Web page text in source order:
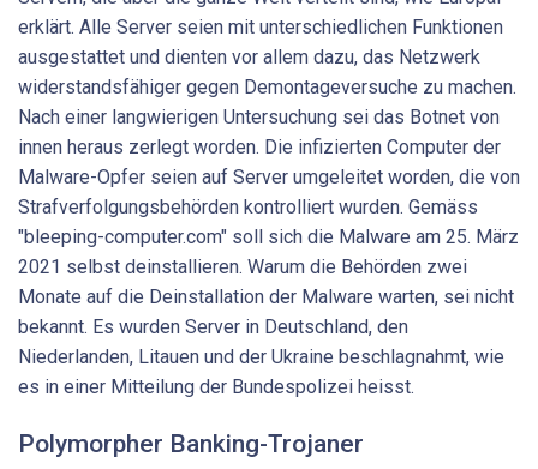
erklärt. Alle Server seien mit unterschiedlichen Funktionen
ausgestattet und dienten vor allem dazu, das Netzwerk
widerstandsfähiger gegen Demontageversuche zu machen.
Nach einer langwierigen Untersuchung sei das Botnet von
innen heraus zerlegt worden. Die infizierten Computer der
Malware-Opfer seien auf Server umgeleitet worden, die von
Strafverfolgungsbehörden kontrolliert wurden. Gemäss
"bleeping-computer.com" soll sich die Malware am 25. März
2021 selbst deinstallieren. Warum die Behörden zwei
Monate auf die Deinstallation der Malware warten, sei nicht
bekannt. Es wurden Server in Deutschland, den
Niederlanden, Litauen und der Ukraine beschlagnahmt, wie
es in einer Mitteilung der Bundespolizei heisst.
Polymorpher Banking-Trojaner